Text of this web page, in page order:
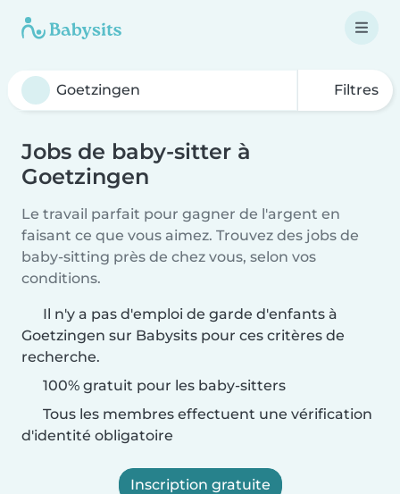
Filtres
Jobs de baby-sitter à
Goetzingen
Le travail parfait pour gagner de l'argent en
faisant ce que vous aimez. Trouvez des jobs de
baby-sitting près de chez vous, selon vos
conditions.
Il n'y a pas d'emploi de garde d'enfants à
Goetzingen sur Babysits pour ces critères de
recherche.
100% gratuit pour les baby-sitters
Tous les membres effectuent une vérification
d'identité obligatoire
Inscription gratuite